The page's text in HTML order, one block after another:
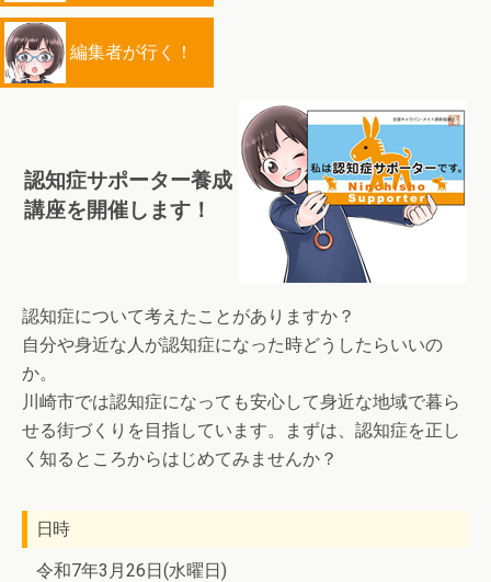
編集者が行く！
認知症サポーター養成
講座を開催します！
認知症について考えたことがありますか？
自分や身近な人が認知症になった時どうしたらいいの
か。
川崎市では認知症になっても安心して身近な地域で暮ら
せる街づくりを目指しています。まずは、認知症を正し
く知るところからはじめてみませんか？
日時
令和7年3月26日(水曜日)